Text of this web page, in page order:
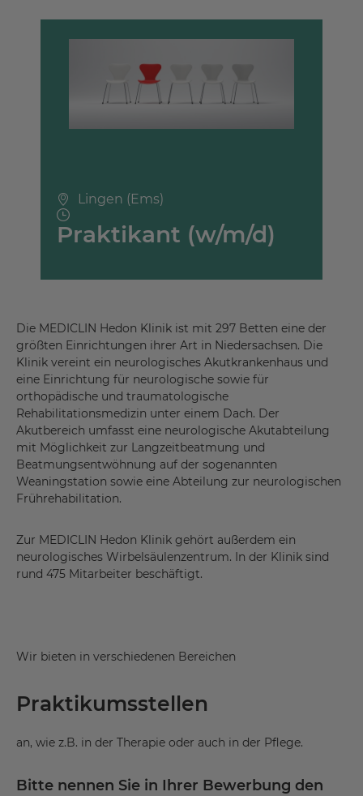
Lingen (Ems)
Praktikant (w/m/d)
Die MEDICLIN Hedon Klinik ist mit 297 Betten eine der
größten Einrichtungen ihrer Art in Niedersachsen. Die
Klinik vereint ein neurologisches Akutkrankenhaus und
eine Einrichtung für neurologische sowie für
orthopädische und traumatologische
Rehabilitationsmedizin unter einem Dach. Der
Akutbereich umfasst eine neurologische Akutabteilung
mit Möglichkeit zur Langzeitbeatmung und
Beatmungsentwöhnung auf der sogenannten
Weaningstation sowie eine Abteilung zur neurologischen
Frührehabilitation.
Zur MEDICLIN Hedon Klinik gehört außerdem ein
neurologisches Wirbelsäulenzentrum. In der Klinik sind
rund 475 Mitarbeiter beschäftigt.
Wir bieten in verschiedenen Bereichen
Praktikumsstellen
an, wie z.B. in der Therapie oder auch in der Pflege.
Bitte nennen Sie in Ihrer Bewerbung den